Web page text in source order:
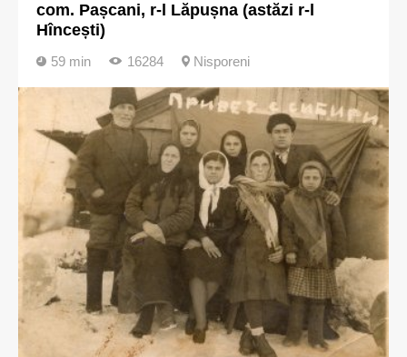
com. Pașcani, r-l Lăpușna (astăzi r-l
Hîncești)
59 min 16284 Nisporeni